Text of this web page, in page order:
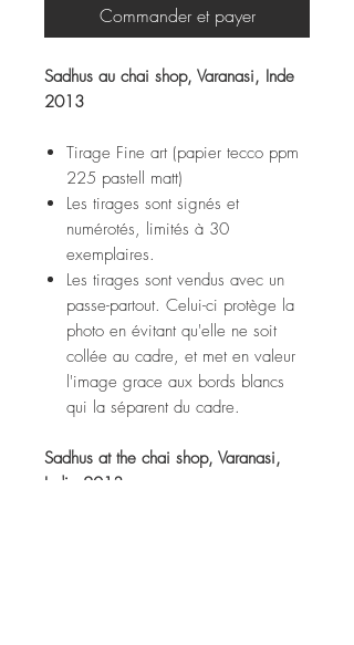
Commander et payer
Sadhus au chai shop, Varanasi, Inde
2013
Tirage Fine art (papier tecco ppm
225 pastell matt)
Les tirages sont signés et
numérotés, limités à 30
exemplaires.
Les tirages sont vendus avec un
passe-partout. Celui-ci protège la
photo en évitant qu'elle ne soit
collée au cadre, et met en valeur
l'image grace aux bords blancs
qui la séparent du cadre.
Sadhus at the chai shop, Varanasi,
India 2013